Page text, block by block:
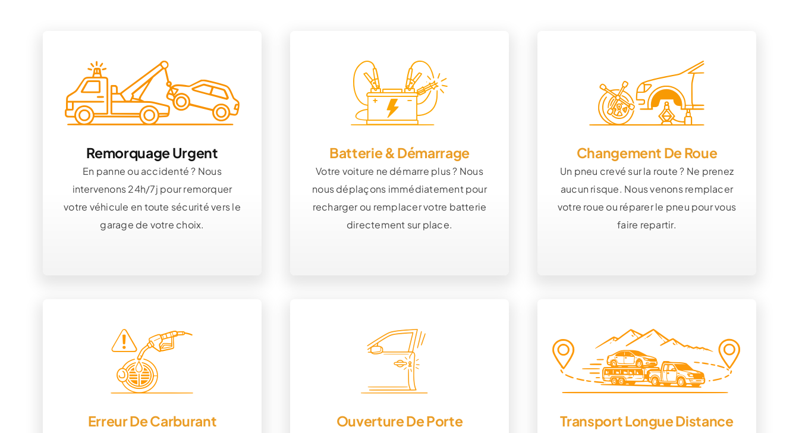
Remorquage Urgent
En panne ou accidenté ? Nous
intervenons 24h/7j pour remorquer
votre véhicule en toute sécurité vers le
garage de votre choix.
Batterie & Démarrage
Votre voiture ne démarre plus ? Nous
nous déplaçons immédiatement pour
recharger ou remplacer votre batterie
directement sur place.
Changement De Roue
Un pneu crevé sur la route ? Ne prenez
aucun risque. Nous venons remplacer
votre roue ou réparer le pneu pour vous
faire repartir.
Erreur De Carburant Ouverture De Porte Transport Longue Distance